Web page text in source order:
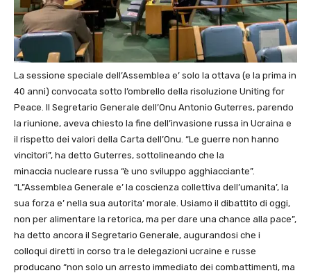
La sessione speciale dell’Assemblea e’ solo la ottava (e la prima in
40 anni) convocata sotto l’ombrello della risoluzione Uniting for
Peace. Il Segretario Generale dell’Onu Antonio Guterres, parendo
la riunione, aveva chiesto la fine dell’invasione russa in Ucraina e
il rispetto dei valori della Carta dell’Onu. “Le guerre non hanno
vincitori”, ha detto Guterres, sottolineando che la
minaccia nucleare russa “è uno sviluppo agghiacciante”.
“L”Assemblea Generale e’ la coscienza collettiva dell’umanita’, la
sua forza e’ nella sua autorita’ morale. Usiamo il dibattito di oggi,
non per alimentare la retorica, ma per dare una chance alla pace”,
ha detto ancora il Segretario Generale, augurandosi che i
colloqui diretti in corso tra le delegazioni ucraine e russe
producano “non solo un arresto immediato dei combattimenti, ma